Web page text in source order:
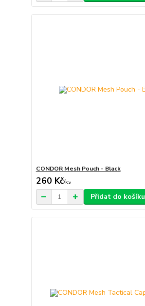
CONDOR Mesh Pouch - Black
260 Kč/ks
Přidat do košíku